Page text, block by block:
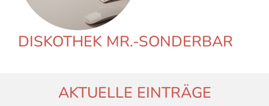
DISKOTHEK MR.-SONDERBAR
AKTUELLE EINTRÄGE